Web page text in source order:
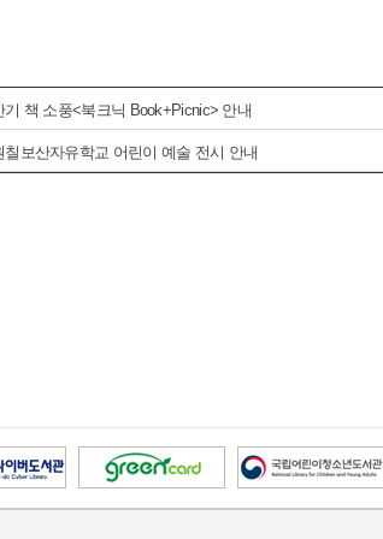
책 소풍<북크닉 Book+Picnic> 안내
보산자유학교 어린이 예술 전시 안내